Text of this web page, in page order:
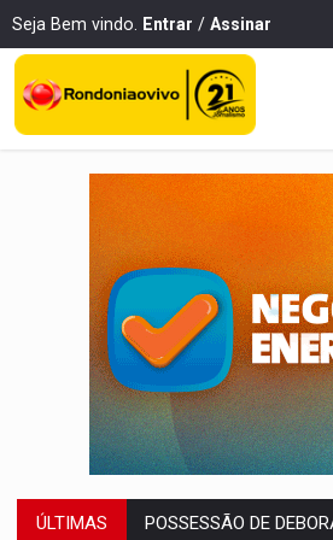
Seja Bem vindo. Entrar / Assinar
ÚLTIMAS TRANSPARÊNCIA:TCE